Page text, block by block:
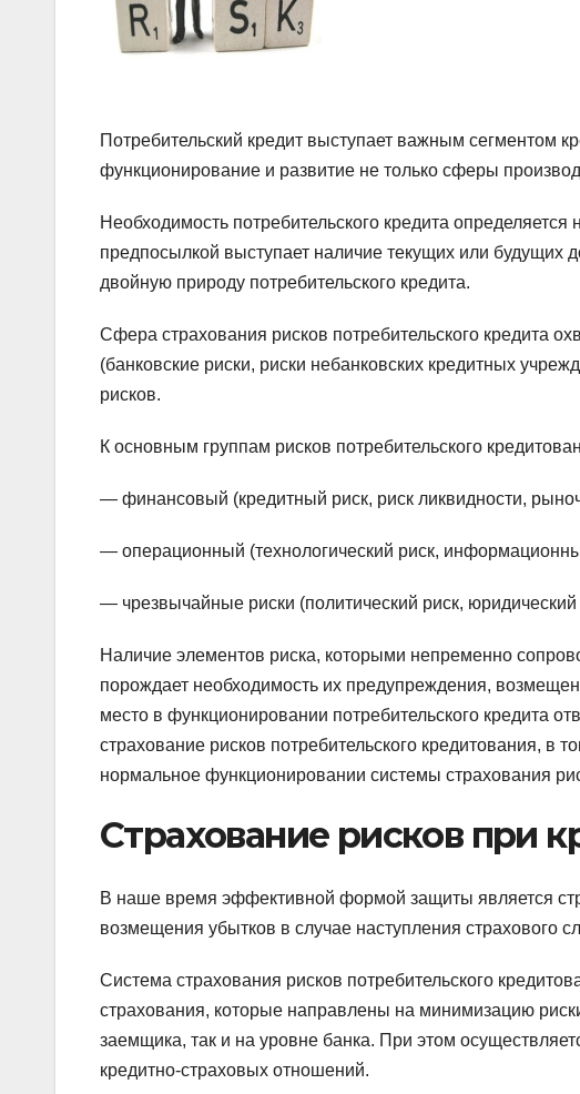
Потребительский кредит выступает важным сегментом
функционирование и развитие не только сферы
Необходимость потребительского кредита
предпосылкой выступает наличие текущих или будущих
двойную природу потребительского кредита.
Сфера страхования рисков потребительского кредита
(банковские риски, риски небанковских кредитных
рисков.
К основным группам рисков потребительского
— финансовый (кредитный риск, риск ликвидности,
— операционный (технологический риск,
— чрезвычайные риски (политический риск,
Наличие элементов риска, которыми непременно
порождает необходимость их предупреждения,
место в функционировании потребительского кредита
страхование рисков потребительского кредитования, в
нормальное функционировании системы страхования
Страхование рисков при
В наше время эффективной формой защиты является
возмещения убытков в случае наступления страхового
Система страхования рисков потребительского
страхования, которые направлены на минимизацию
заемщика, так и на уровне банка. При этом
кредитно-страховых отношений.